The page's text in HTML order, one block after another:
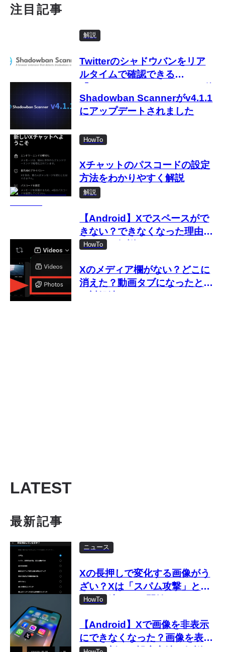
注目記事
解説
Twitterのシャドウバンをリア
ルタイムで確認できる
い方
Shadowban Scannerがv4.1.1
にアップデートされました
HowTo
Xチャットのパスコードの設定
方法をわかりやすく解説
解説
【Android】Xでスペースがで
きない？できなくなった理由と
対処法を解説
HowTo
Xのメディア欄がない？どこに
消えた？動画タブになったとき
LATEST
最新記事
ニュース
Xの長押しで変化する画像がう
ざい？Xは「スパム攻撃」とし
て取り締まりを開始
HowTo
【Android】Xで画像を非表示
にできなくなった？画像を表示